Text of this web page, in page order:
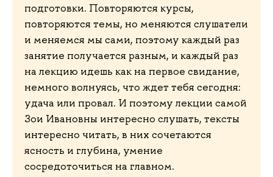
подготовки. Повторяются курсы,
повторяются темы, но меняются слушатели
и меняемся мы сами, поэтому каждый раз
занятие получается разным, и каждый раз
на лекцию идешь как на первое свидание,
немного волнуясь, что ждет тебя сегодня:
удача или провал. И поэтому лекции самой
Зои Ивановны интересно слушать, тексты
интересно читать, в них сочетаются
ясность и глубина, умение
сосредоточиться на главном.